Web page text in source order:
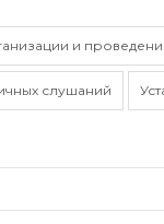
и
слушаний